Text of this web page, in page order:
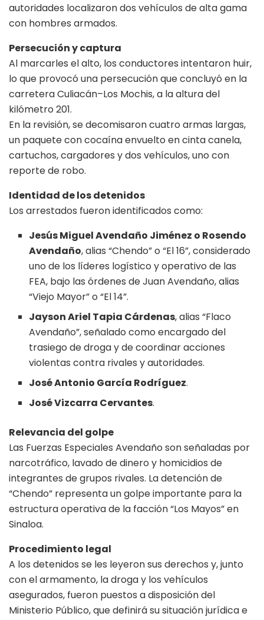
autoridades localizaron dos vehículos de alta gama
con hombres armados.
Persecución y captura
Al marcarles el alto, los conductores intentaron huir,
lo que provocó una persecución que concluyó en la
carretera Culiacán–Los Mochis, a la altura del
kilómetro 201.
En la revisión, se decomisaron cuatro armas largas,
un paquete con cocaína envuelto en cinta canela,
cartuchos, cargadores y dos vehículos, uno con
reporte de robo.
Identidad de los detenidos
Los arrestados fueron identificados como:
Jesús Miguel Avendaño Jiménez o Rosendo
Avendaño, alias “Chendo” o “El 16”, considerado
uno de los líderes logístico y operativo de las
FEA, bajo las órdenes de Juan Avendaño, alias
“Viejo Mayor” o “El 14”.
Jayson Ariel Tapia Cárdenas, alias “Flaco
Avendaño”, señalado como encargado del
trasiego de droga y de coordinar acciones
violentas contra rivales y autoridades.
José Antonio García Rodríguez.
José Vizcarra Cervantes.
Relevancia del golpe
Las Fuerzas Especiales Avendaño son señaladas por
narcotráfico, lavado de dinero y homicidios de
integrantes de grupos rivales. La detención de
“Chendo” representa un golpe importante para la
estructura operativa de la facción “Los Mayos” en
Sinaloa.
Procedimiento legal
A los detenidos se les leyeron sus derechos y, junto
con el armamento, la droga y los vehículos
asegurados, fueron puestos a disposición del
Ministerio Público, que definirá su situación jurídica e